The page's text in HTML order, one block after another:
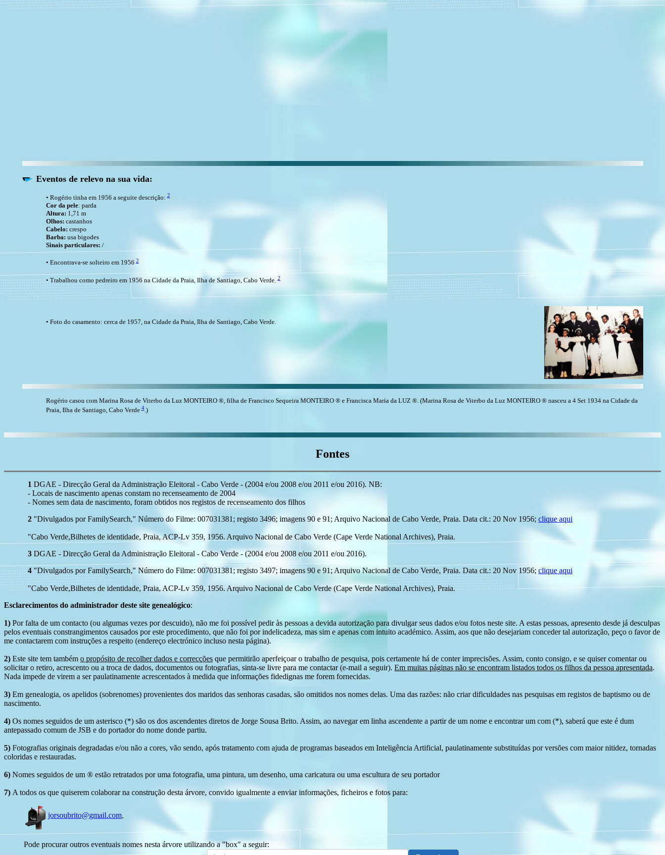
Eventos de relevo na sua vida:
• Rogério tinha em 1956 a seguite descrição:2
Cor da pele: parda
Altura: 1,71 m
Olhos: castanhos
Cabelo: crespo
Barba: usa bigodes
Sinais particulares: /
• Encontrava-se solteiro em 19562
• Trabalhou como pedreiro em 1956 na Cidade da Praia, Ilha de Santiago, Cabo Verde.2
• Foto do casamento: cerca de 1957, na Cidade da Praia, Ilha de Santiago, Cabo Verde.
Rogério casou com Marina Rosa de Viterbo da Luz MONTEIRO ®, filha de Francisco Sequeira MONTEIRO ® e Francisca Maria da LUZ ®. (Marina Rosa de Viterbo da Luz MONTEIRO ® nasceu a 4 Set 1934 na Cidade da
Praia, Ilha de Santiago, Cabo Verde4.)
Fontes
1 DGAE - Direcção Geral da Administração Eleitoral - Cabo Verde - (2004 e/ou 2008 e/ou 2011 e/ou 2016). NB:
- Locais de nascimento apenas constam no recenseamento de 2004
- Nomes sem data de nascimento, foram obtidos nos registos de recenseamento dos filhos
2 "Divulgados por FamilySearch," Número do Filme: 007031381; registo 3496; imagens 90 e 91; Arquivo Nacional de Cabo Verde, Praia. Data cit.: 20 Nov 1956; clique aqui
"Cabo Verde,Bilhetes de identidade, Praia, ACP-Lv 359, 1956. Arquivo Nacional de Cabo Verde (Cape Verde National Archives), Praia.
3 DGAE - Direcção Geral da Administração Eleitoral - Cabo Verde - (2004 e/ou 2008 e/ou 2011 e/ou 2016).
4 "Divulgados por FamilySearch," Número do Filme: 007031381; registo 3497; imagens 90 e 91; Arquivo Nacional de Cabo Verde, Praia. Data cit.: 20 Nov 1956; clique aqui
"Cabo Verde,Bilhetes de identidade, Praia, ACP-Lv 359, 1956. Arquivo Nacional de Cabo Verde (Cape Verde National Archives), Praia.
Esclarecimentos do administrador deste site genealógico:
1) Por falta de um contacto (ou algumas vezes por descuido), não me foi possível pedir às pessoas a devida autorização para divulgar seus dados e/ou fotos neste site. A estas pessoas, apresento desde já desculpas
pelos eventuais constrangimentos causados por este procedimento, que não foi por indelicadeza, mas sim e apenas com intuito académico. Assim, aos que não desejariam conceder tal autorização, peço o favor de
me contactarem com instruções a respeito (endereço electrónico incluso nesta página).
2) Este site tem também o propósito de recolher dados e correcções que permitirão aperfeiçoar o trabalho de pesquisa, pois certamente há de conter imprecisões. Assim, conto consigo, e se quiser comentar ou
solicitar o retiro, acrescento ou a troca de dados, documentos ou fotografias, sinta-se livre para me contactar (e-mail a seguir). Em muitas páginas não se encontram listados todos os filhos da pessoa apresentada.
Nada impede de virem a ser paulatinamente acrescentados à medida que informações fidedignas me forem fornecidas.
3) Em genealogia, os apelidos (sobrenomes) provenientes dos maridos das senhoras casadas, são omitidos nos nomes delas. Uma das razões: não criar dificuldades nas pesquisas em registos de baptismo ou de
nascimento.
4) Os nomes seguidos de um asterisco (*) são os dos ascendentes diretos de Jorge Sousa Brito. Assim, ao navegar em linha ascendente a partir de um nome e encontrar um com (*), saberá que este é dum
antepassado comum de JSB e do portador do nome donde partiu.
5) Fotografias originais degradadas e/ou não a cores, vão sendo, após tratamento com ajuda de programas baseados em Inteligência Artificial, paulatinamente substituídas por versões com maior nitidez, tornadas
coloridas e restauradas.
6) Nomes seguidos de um ® estão retratados por uma fotografia, uma pintura, um desenho, uma caricatura ou uma escultura de seu portador
7) A todos os que quiserem colaborar na construção desta árvore, convido igualmente a enviar informações, ficheiros e fotos para:
jorsoubrito@gmail.com
Pode procurar outros eventuais nomes nesta árvore utilizando a "box" a seguir: